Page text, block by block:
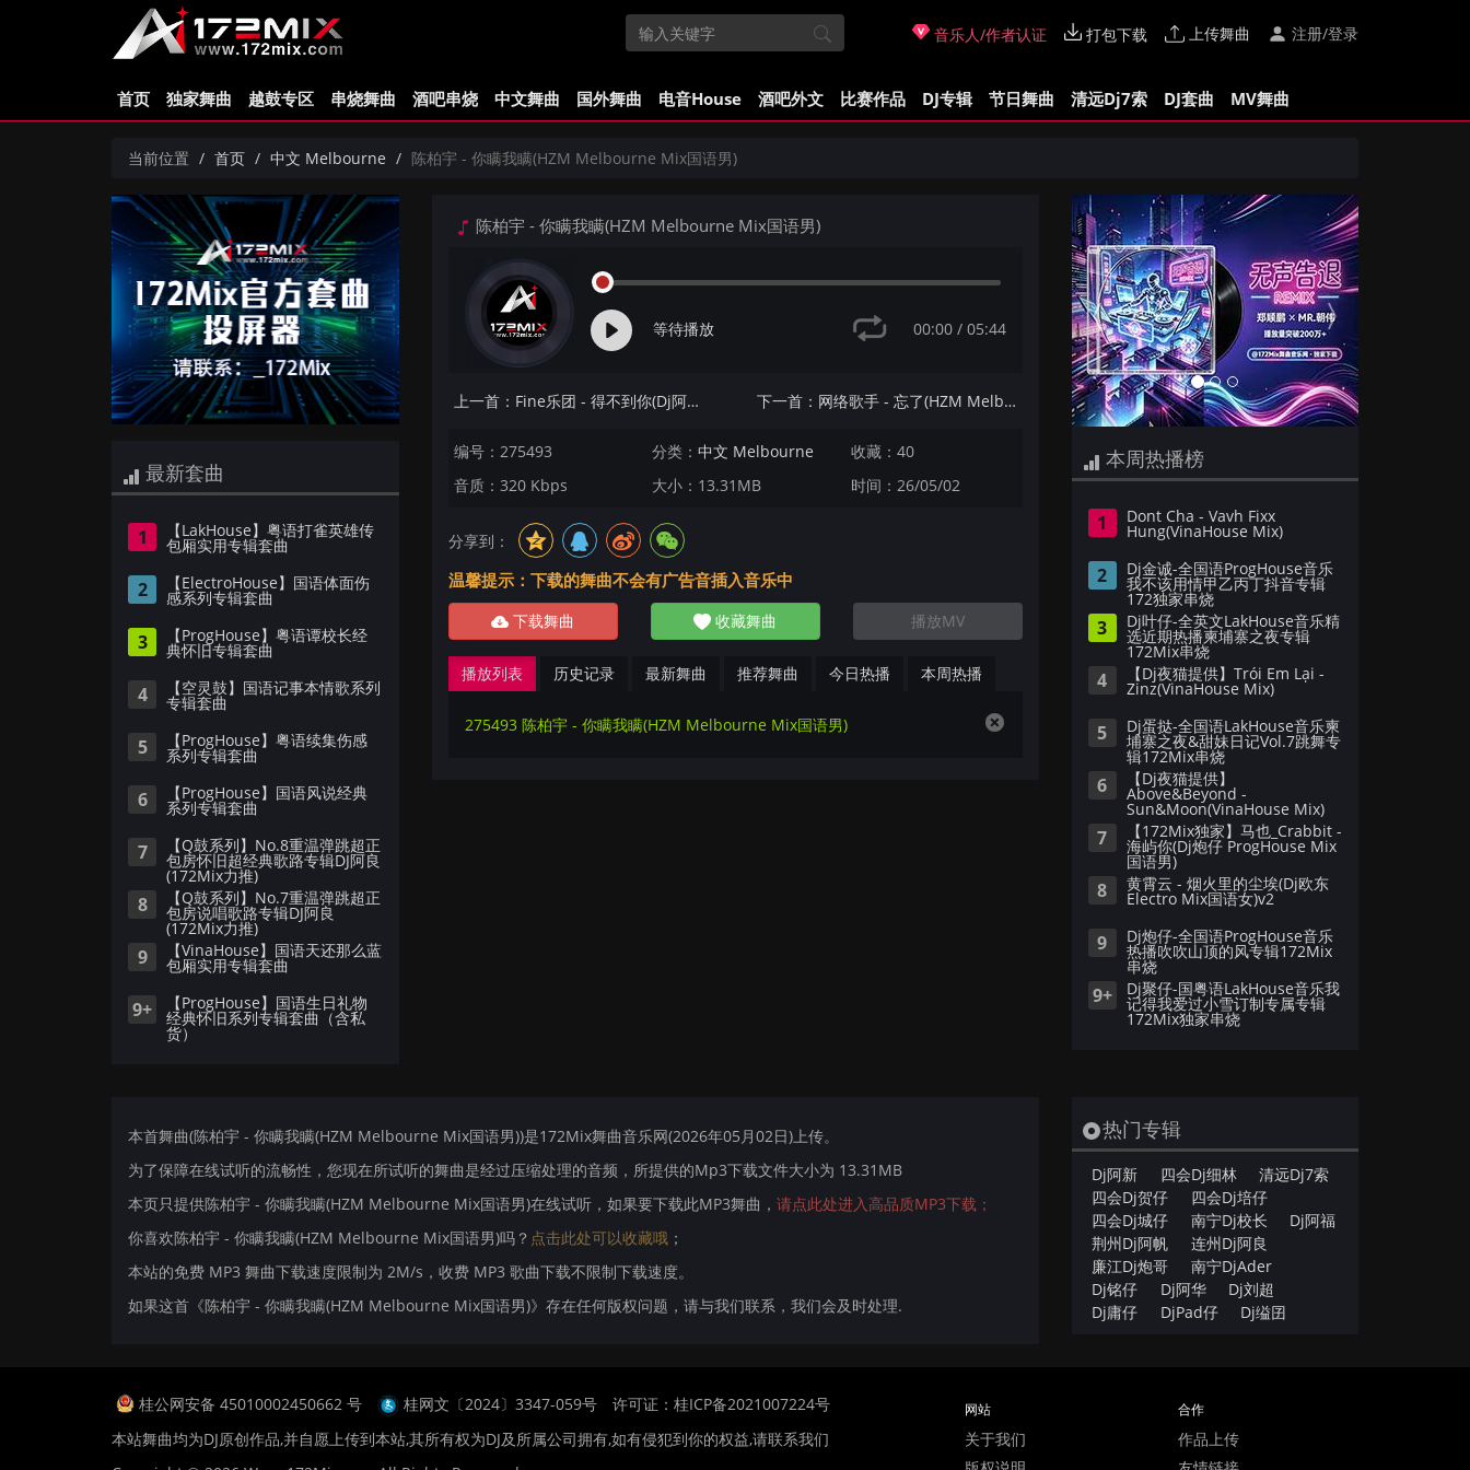
音乐人/作者认证 打包下载 上传舞曲 注册/登录
首页 独家舞曲 越鼓专区 串烧舞曲 酒吧串烧 中文舞曲 国外舞曲 电音House 酒吧外文 比赛作品 DJ专辑 节日舞曲 清远Dj7索 DJ套曲 MV舞曲
当前位置 首页 中文 Melbourne 陈柏宇 - 你瞒我瞒(HZM Melbourne Mix国语男)
最新套曲
1 【LakHouse】粤语打雀英雄传
包厢实用专辑套曲
2 【ElectroHouse】国语体面伤
感系列专辑套曲
3 【ProgHouse】粤语谭校长经
典怀旧专辑套曲
4 【空灵鼓】国语记事本情歌系列
专辑套曲
5 【ProgHouse】粤语续集伤感
系列专辑套曲
6 【ProgHouse】国语风说经典
系列专辑套曲
7 【Q鼓系列】No.8重温弹跳超正
包房怀旧超经典歌路专辑DJ阿良
(172Mix力推)
8 【Q鼓系列】No.7重温弹跳超正
包房说唱歌路专辑DJ阿良
(172Mix力推)
9 【VinaHouse】国语天还那么蓝
包厢实用专辑套曲
9+ 【ProgHouse】国语生日礼物
经典怀旧系列专辑套曲（含私
货）
陈柏宇 - 你瞒我瞒(HZM Melbourne Mix国语男)
等待播放 00:00 / 05:44
上一首：Fine乐团 - 得不到你(Dj阿航 ProgHouse Mix国语女) 下一首：网络歌手 - 忘了(HZM Melbourne Mix国语女)
编号：275493 分类：中文 Melbourne
收藏：40
音质：320 Kbps
大小：13.31MB 时间：26/05/02
分享到：
温馨提示：下载的舞曲不会有广告音插入音乐中
下载舞曲 收藏舞曲 播放MV
播放列表 历史记录 最新舞曲 推荐舞曲 今日热播 本周热播
275493 陈柏宇 - 你瞒我瞒(HZM Melbourne Mix国语男)
Previous Next
本周热播榜
1 Dont Cha - Vavh Fixx
Hung(VinaHouse Mix)
2 Dj金诚-全国语ProgHouse音乐
我不该用情甲乙丙丁抖音专辑
172独家串烧
3 Dj叶仔-全英文LakHouse音乐精
选近期热播柬埔寨之夜专辑
172Mix串烧
4 【Dj夜猫提供】Trói Em Lại -
Zinz(VinaHouse Mix)
5 Dj蛋挞-全国语LakHouse音乐柬
埔寨之夜&甜妹日记Vol.7跳舞专
辑172Mix串烧
6 【Dj夜猫提供】
Above&Beyond -
Sun&Moon(VinaHouse Mix)
7 【172Mix独家】马也_Crabbit -
海屿你(Dj炮仔 ProgHouse Mix
国语男)
8 黄霄云 - 烟火里的尘埃(Dj欧东
Electro Mix国语女)v2
9 Dj炮仔-全国语ProgHouse音乐
热播吹吹山顶的风专辑172Mix
串烧
9+ Dj聚仔-国粤语LakHouse音乐我
记得我爱过小雪订制专属专辑
172Mix独家串烧
本首舞曲(陈柏宇 - 你瞒我瞒(HZM Melbourne Mix国语男))是172Mix舞曲音乐网(2026年05月02日)上传。
为了保障在线试听的流畅性，您现在所试听的舞曲是经过压缩处理的音频，所提供的Mp3下载文件大小为 13.31MB
本页只提供陈柏宇 - 你瞒我瞒(HZM Melbourne Mix国语男)在线试听，如果要下载此MP3舞曲， 请点此处进入高品质MP3下载；
你喜欢陈柏宇 - 你瞒我瞒(HZM Melbourne Mix国语男)吗？ 点击此处可以收藏哦 ；
本站的免费 MP3 舞曲下载速度限制为 2M/s，收费 MP3 歌曲下载不限制下载速度。
如果这首《陈柏宇 - 你瞒我瞒(HZM Melbourne Mix国语男)》存在任何版权问题，请与我们联系，我们会及时处理.
热门专辑
Dj阿新 四会Dj细林
清远Dj7索
四会Dj贺仔
四会Dj培仔
四会Dj城仔
南宁Dj校长
Dj阿福
荆州Dj阿帆
连州Dj阿良
廉江Dj炮哥
南宁DjAder
Dj铭仔
Dj阿华
Dj刘超
Dj庸仔
DjPad仔 Dj缢囝
桂公网安备 45010002450662 号 桂网文〔2024〕3347-059号
许可证：桂ICP备2021007224号
本站舞曲均为DJ原创作品,并自愿上传到本站,其所有权为DJ及所属公司拥有,如有侵犯到你的权益,请联系我们
网站
关于我们
合作
作品上传